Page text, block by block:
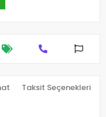
Taksit Seçenekleri